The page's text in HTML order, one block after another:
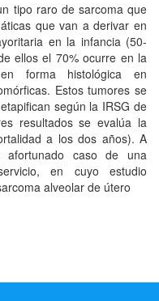
tipo raro de sarcoma que
que van a derivar en
en la infancia (50-
ellos el 70% ocurre en la
forma histológica en
Estos tumores se
según la IRSG de
resultados se evalúa la
a los dos años). A
afortunado caso de una
en cuyo estudio
alveolar de útero